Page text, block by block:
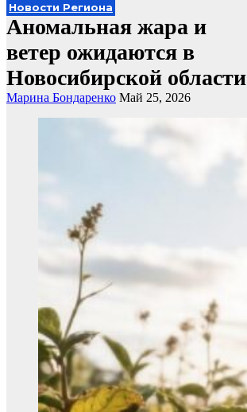
Новости Региона
Аномальная жара и
ветер ожидаются в
Новосибирской области
Марина Бондаренко Май 25, 2026